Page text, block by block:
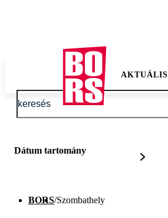
AKTUÁLIS
Dátum tartomány
BORS/Szombathely